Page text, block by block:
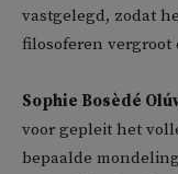
vastgelegd, zodat
filosoferen
Sophie Bosèdé
voor gepleit het
bepaalde